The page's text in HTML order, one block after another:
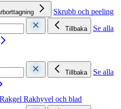
Skrubb och peeling
Tillbaka
Se alla
Tillbaka
Se alla
Rakgel Rakhyvel och blad